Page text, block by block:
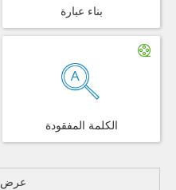
بناء عبارة
الكلمة المفقودة
عرض